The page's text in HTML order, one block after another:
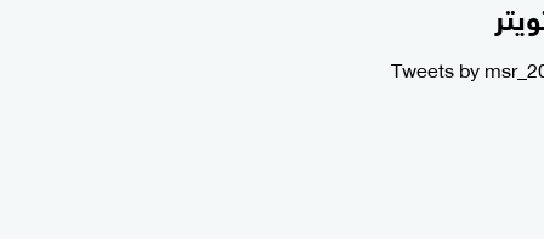
Tweets by